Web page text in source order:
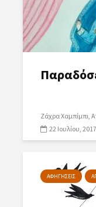
Ζάχρα Χαμπίμπι
22 Ιουλίου, 2017
ΑΦΗΓΗΣΕΙΣ